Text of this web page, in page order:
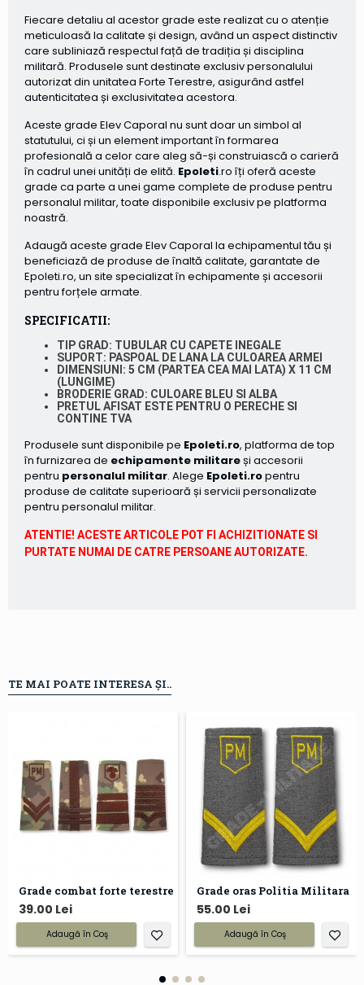
Fiecare detaliu al acestor grade este realizat cu o atenție
meticuloasă la calitate și design, având un aspect distinctiv
care subliniază respectul față de tradiția și disciplina
militară. Produsele sunt destinate exclusiv personalului
autorizat din unitatea Forte Terestre, asigurând astfel
autenticitatea și exclusivitatea acestora.
Aceste grade Elev Caporal nu sunt doar un simbol al
statutului, ci și un element important în formarea
profesională a celor care aleg să-și construiască o carieră
în cadrul unei unități de elită. Epoleti.ro îți oferă aceste
grade ca parte a unei game complete de produse pentru
personalul militar, toate disponibile exclusiv pe platforma
noastră.
Adaugă aceste grade Elev Caporal la echipamentul tău și
beneficiază de produse de înaltă calitate, garantate de
Epoleti.ro, un site specializat în echipamente și accesorii
pentru forțele armate.
SPECIFICATII:
TIP GRAD: TUBULAR CU CAPETE INEGALE
SUPORT: PASPOAL DE LANA LA CULOAREA ARMEI
DIMENSIUNI: 5 CM (PARTEA CEA MAI LATA) X 11 CM
(LUNGIME)
BRODERIE GRAD: CULOARE BLEU SI ALBA
PRETUL AFISAT ESTE PENTRU O PERECHE SI
CONTINE TVA
Produsele sunt disponibile pe Epoleti.ro, platforma de top
în furnizarea de echipamente militareși accesorii
pentru personalul militar. Alege Epoleti.ropentru
produse de calitate superioară și servicii personalizate
pentru personalul militar.
ATENTIE! ACESTE ARTICOLE POT FI ACHIZITIONATE SI
PURTATE NUMAI DE CATRE PERSOANE AUTORIZATE.
TE MAI POATE INTERESA ȘI..
Grade combat forte terestre
39.00 Lei
Adaugă în Coş
Grade oras Politia Militara
55.00 Lei
Adaugă în Coş